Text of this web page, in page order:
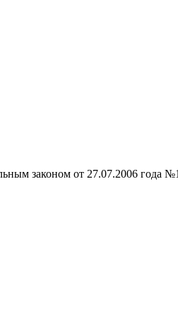
законом от 27.07.2006 года